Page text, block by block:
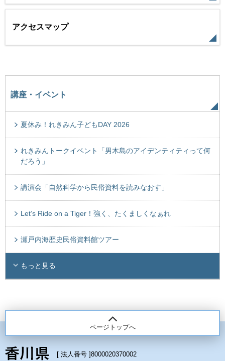
アクセスマップ
講座・イベント
夏休み！れきみん子どもDAY 2026
れきみんトークイベント「男木島のアイデンティティって何
だろう」
講演会「自然科学から民俗資料を読みなおす」
Let’s Ride on a Tiger！強く、たくましくなぁれ
瀬戸内海歴史民俗資料館ツアー
もっと見る
ページトップへ
[ 法人番号 ]8000020370002